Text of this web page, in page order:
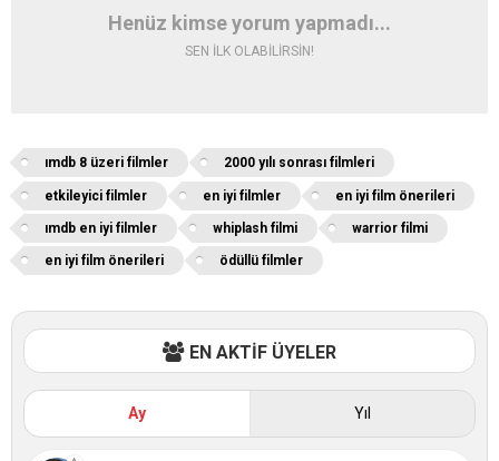
Henüz kimse yorum yapmadı...
SEN İLK OLABİLİRSİN!
ımdb 8 üzeri filmler 2000 yılı sonrası filmleri
etkileyici filmler en iyi filmler en iyi film önerileri
ımdb en iyi filmler whiplash filmi warrior filmi
en iyi film önerileri ödüllü filmler
EN AKTİF ÜYELER
Ay Yıl